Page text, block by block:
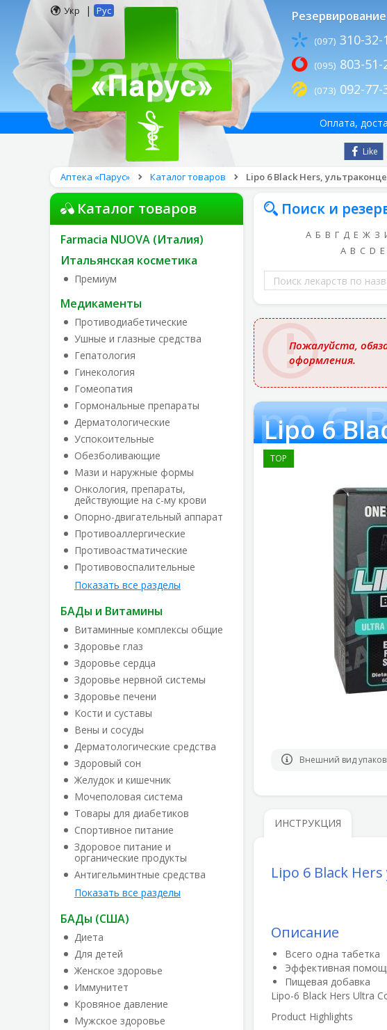
Укр | Рус
(097) 310-32-
(095) 803-51-
(073) 092-77-
Like
Оплата,
Аптека «Парус» Каталог товаров Lipo 6 Black Hers,
Каталог товаров
Farmacia NUOVA (Италия)
Итальянская косметика
Премиум
Медикаменты
Противодиабетические
Ушные и глазные средства
Гепатология
Гинекология
Гомеопатия
Гормональные препараты
Дерматологические
Успокоительные
Обезболивающие
Мази и наружные формы
Онкология, препараты,
действующие на с-му крови
Опорно-двигательный аппарат
Противоаллергические
Противоастматические
Противовоспалительные
Показать все разделы
БАДы и Витамины
Витаминные комплексы общие
Здоровье глаз
Здоровье сердца
Здоровье нервной системы
Здоровье печени
Кости и суставы
Вены и сосуды
Дерматологические средства
Здоровый сон
Желудок и кишечник
Мочеполовая система
Товары для диабетиков
Спортивное питание
Здоровое питание и
органические продукты
Антигельминтные средства
Показать все разделы
БАДы (США)
Диета
Для детей
Женское здоровье
Иммунитет
Кровяное давление
Мужское здоровье
Поиск и
А Б В Г Д Е Ж З
A B C D E
Поиск
лекарств
по
названию
Пожалуйста,
оформления.
Lipo 6
Lipo 6
TOP
Внешний вид
ИНСТРУКЦИЯ
Lipo 6 Black
Описание
Всего одна табетка
Эффективная
Пищевая добавка
Lipo-6 Black Hers Ultra
Product Highlights